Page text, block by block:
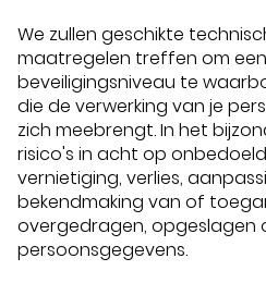
We zullen geschikte
maatregelen treffen om
beveiligingsniveau te
die de verwerking van je
zich meebrengt. In het
risico's in acht op
vernietiging, verlies,
bekendmaking van of
overgedragen, opgeslagen
persoonsgegevens.